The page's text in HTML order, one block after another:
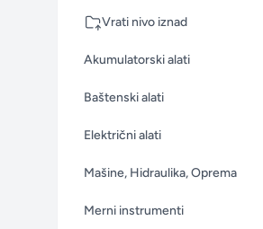
Vrati nivo iznad
Akumulatorski alati
Baštenski alati
Električni alati
Mašine, Hidraulika, Oprema
Merni instrumenti